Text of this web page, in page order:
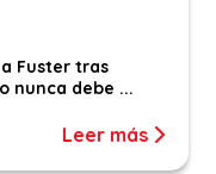
Fuster tras
nunca debe ...
Leer más